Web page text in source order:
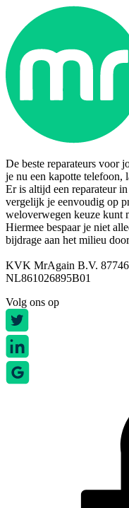
De beste reparateurs
je nu een kapotte telefoon,
Er is altijd een reparateur
vergelijk je eenvoudig op
weloverwegen keuze kunt
Hiermee bespaar je niet
bijdrage aan het milieu
KVK MrAgain B.V.
NL861026895B01
Volg ons op